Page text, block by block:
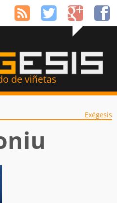
de viñetas
Exégesis